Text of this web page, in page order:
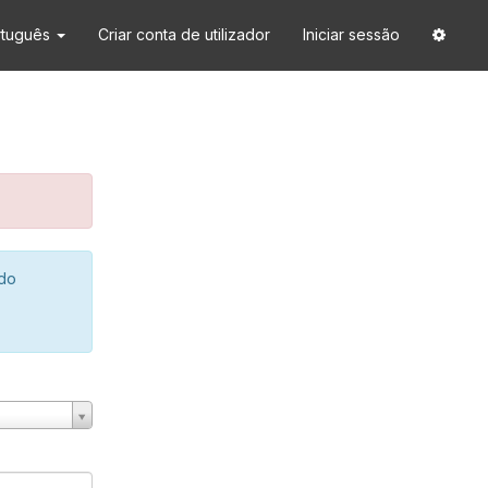
Criar conta de utilizador Iniciar sessão